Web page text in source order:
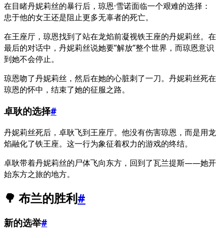
在目睹丹妮莉丝的暴行后，琼恩·雪诺面临一个艰难的选择：
忠于他的女王还是阻止更多无辜者的死亡。
在王座厅，琼恩找到了站在龙焰前凝视铁王座的丹妮莉丝。在
最后的对话中，丹妮莉丝说她要”解放”整个世界，而琼恩意识
到她不会停止。
琼恩吻了丹妮莉丝，然后在她的心脏刺了一刀。丹妮莉丝死在
琼恩的怀中，结束了她的征服之路。
卓耿的选择#
丹妮莉丝死后，卓耿飞到王座厅。他没有伤害琼恩，而是用龙
焰融化了铁王座。这一行为象征着权力的游戏的终结。
卓耿带着丹妮莉丝的尸体飞向东方，回到了瓦兰提斯——她开
始东方之旅的地方。
🌳 布兰的胜利#
新的选举#